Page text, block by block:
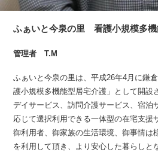
ふぁいと今泉の里 看護小規模多機
管理者 T.M 平成
ふぁいと今泉の里は、平成26年4月に鎌
護小規模多機能型居宅介護」として開設
デイサービス、訪問介護サービス、宿泊
応じて選択利用できる一体型の在宅支援
御利用者、御家族の生活環境、御事情は
を利用して頂き、より安心した暮らしと